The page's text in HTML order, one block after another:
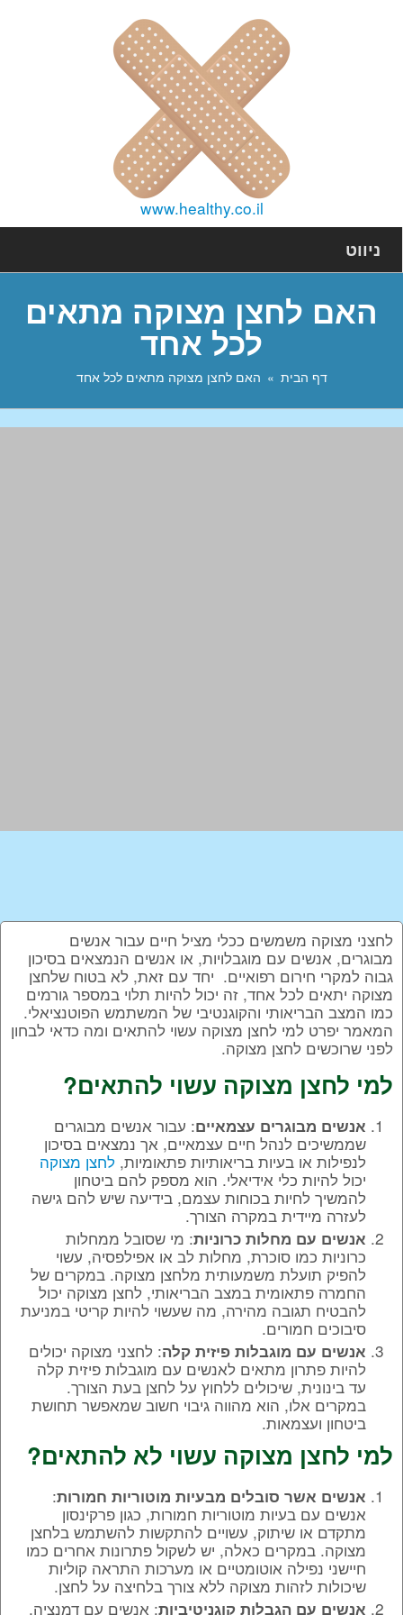
www.healthy.co.il
ניווט
האם לחצן מצוקה מתאים
לכל אחד
דף הבית האם לחצן מצוקה מתאים לכל אחד
לחצני מצוקה משמשים ככלי מציל חיים עבור אנשים
מבוגרים, אנשים עם מוגבלויות, או אנשים הנמצאים בסיכון
גבוה למקרי חירום רפואיים. יחד עם זאת, לא בטוח שלחצן
מצוקה יתאים לכל אחד, זה יכול להיות תלוי במספר גורמים
כמו המצב הבריאותי והקוגנטיבי של המשתמש הפוטנציאלי.
המאמר יפרט למי לחצן מצוקה עשוי להתאים ומה כדאי לבחון
לפני שרוכשים לחצן מצוקה.
למי לחצן מצוקה עשוי להתאים?
אנשים מבוגרים עצמאיים: עבור אנשים מבוגרים
שממשיכים לנהל חיים עצמאיים, אך נמצאים בסיכון
לנפילות או בעיות בריאותיות פתאומיות, לחצן מצוקה
יכול להיות כלי אידיאלי. הוא מספק להם ביטחון
להמשיך לחיות בכוחות עצמם, בידיעה שיש להם גישה
לעזרה מיידית במקרה הצורך.
אנשים עם מחלות כרוניות: מי שסובל ממחלות
כרוניות כמו סוכרת, מחלות לב או אפילפסיה, עשוי
להפיק תועלת משמעותית מלחצן מצוקה. במקרים של
החמרה פתאומית במצב הבריאותי, לחצן מצוקה יכול
להבטיח תגובה מהירה, מה שעשוי להיות קריטי במניעת
סיבוכים חמורים.
אנשים עם מוגבלות פיזית קלה: לחצני מצוקה יכולים
להיות פתרון מתאים לאנשים עם מוגבלות פיזית קלה
עד בינונית, שיכולים ללחוץ על לחצן בעת הצורך.
במקרים אלו, הוא מהווה גיבוי חשוב שמאפשר תחושת
ביטחון ועצמאות.
למי לחצן מצוקה עשוי לא להתאים?
אנשים אשר סובלים מבעיות מוטוריות חמורות:
אנשים עם בעיות מוטוריות חמורות, כגון פרקינסון
מתקדם או שיתוק, עשויים להתקשות להשתמש בלחצן
מצוקה. במקרים כאלה, יש לשקול פתרונות אחרים כמו
חיישני נפילה אוטומטיים או מערכות התראה קוליות
שיכולות לזהות מצוקה ללא צורך בלחיצה על לחצן.
אנשים עם הגבלות קוגניטיביות: אנשים עם דמנציה,